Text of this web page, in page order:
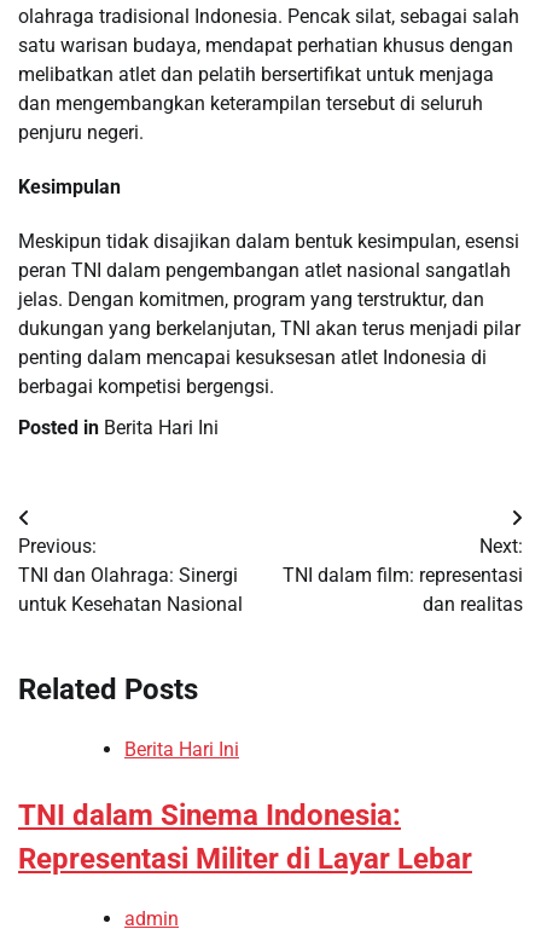
olahraga tradisional Indonesia. Pencak silat, sebagai salah
satu warisan budaya, mendapat perhatian khusus dengan
melibatkan atlet dan pelatih bersertifikat untuk menjaga
dan mengembangkan keterampilan tersebut di seluruh
penjuru negeri.
Kesimpulan
Meskipun tidak disajikan dalam bentuk kesimpulan, esensi
peran TNI dalam pengembangan atlet nasional sangatlah
jelas. Dengan komitmen, program yang terstruktur, dan
dukungan yang berkelanjutan, TNI akan terus menjadi pilar
penting dalam mencapai kesuksesan atlet Indonesia di
berbagai kompetisi bergengsi.
Posted in Berita Hari Ini
Post
navigation
Previous:
TNI dan Olahraga: Sinergi
untuk Kesehatan Nasional
Next:
TNI dalam film: representasi
dan realitas
Related Posts
Berita Hari Ini
TNI dalam Sinema Indonesia:
Representasi Militer di Layar Lebar
admin